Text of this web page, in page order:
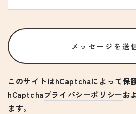
メッセージを送
このサイトはhCaptchaによって保
hCaptchaプライバシーポリシーお
ます。